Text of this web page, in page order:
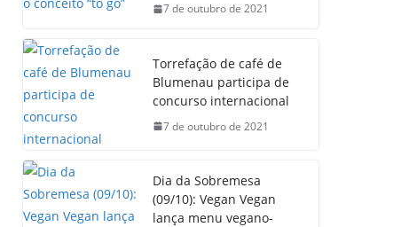
7 de outubro de 2021
Torrefação de café de
Blumenau participa de
concurso internacional
7 de outubro de 2021
Dia da Sobremesa
(09/10): Vegan Vegan
lança menu vegano-